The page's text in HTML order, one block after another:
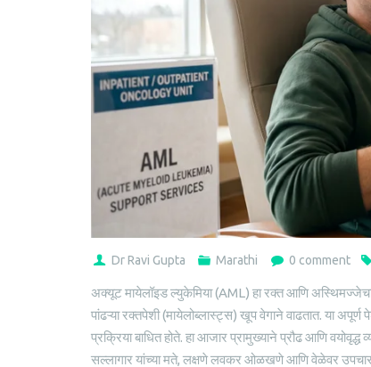
Dr Ravi Gupta Marathi 0 comment
अक्यूट मायेलॉइड ल्युकेमिया (AML) हा रक्त आणि
पांढऱ्या रक्तपेशी (मायेलोब्लास्ट्स) खूप वेगाने वाढतात. या
प्रक्रिया बाधित होते. हा आजार प्रामुख्याने प्रौढ आणि
सल्लागार यांच्या मते, लक्षणे लवकर ओळखणे आणि वेळेवर